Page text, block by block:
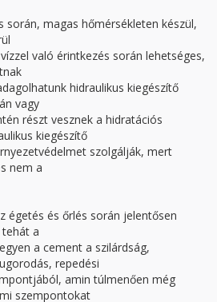
során, magas hőmérsékleten készül,
való érintkezés során lehetséges,
hidraulikus kiegészítő
vagy
részt vesznek a hidratációs
kiegészítő
szolgálják, mert
nem a
égetés és őrlés során jelentősen
a
a cement a szilárdság,
repedési
amin túlmenően még
szempontokat